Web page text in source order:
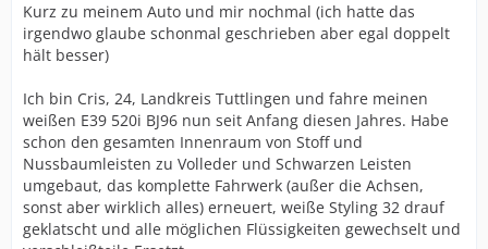
Kurz zu meinem Auto und mir nochmal (ich hatte das
irgendwo glaube schonmal geschrieben aber egal doppelt
hält besser)
Ich bin Cris, 24, Landkreis Tuttlingen und fahre meinen
weißen E39 520i BJ96 nun seit Anfang diesen Jahres. Habe
schon den gesamten Innenraum von Stoff und
Nussbaumleisten zu Volleder und Schwarzen Leisten
umgebaut, das komplette Fahrwerk (außer die Achsen,
sonst aber wirklich alles) erneuert, weiße Styling 32 drauf
geklatscht und alle möglichen Flüssigkeiten gewechselt und